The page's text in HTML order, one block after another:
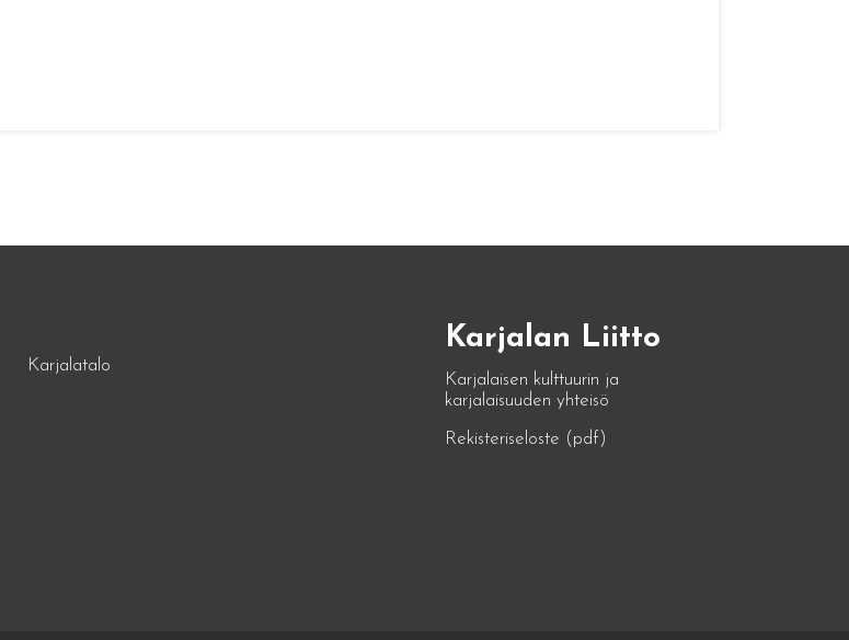
Karjalatalo
Karjalan Liitto
Karjalaisen kulttuurin ja
karjalaisuuden yhteisö
Rekisteriseloste (pdf)